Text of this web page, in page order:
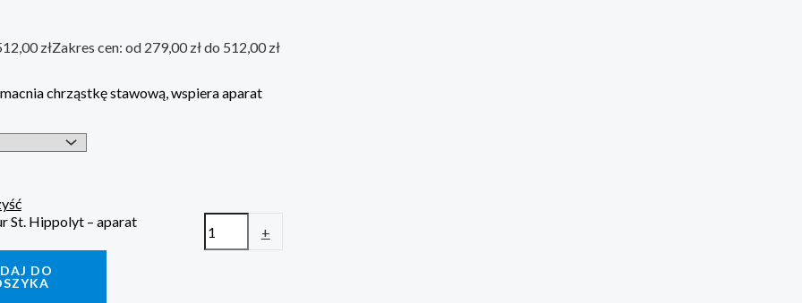
złZakres cen: od 279,00 zł do 512,00 zł
chrząstkę stawową, wspiera aparat
St. Hippolyt – aparat
+
DO